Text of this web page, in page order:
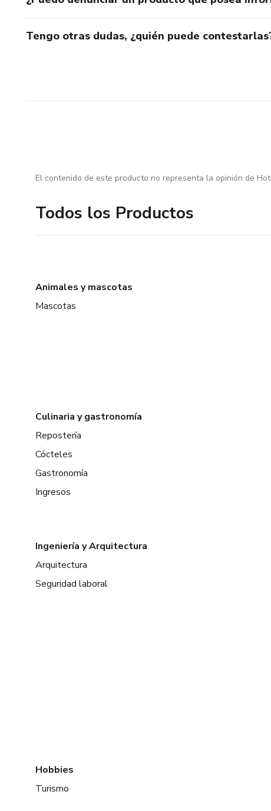
Tengo otras dudas, ¿quién puede
El contenido de este producto no representa la opinión de
Todos los Productos
Animales y mascotas
Mascotas
Culinaria y gastronomía
Repostería
Cócteles
Gastronomía
Ingresos
Ingeniería y Arquitectura
Arquitectura
Seguridad laboral
Hobbies
Turismo